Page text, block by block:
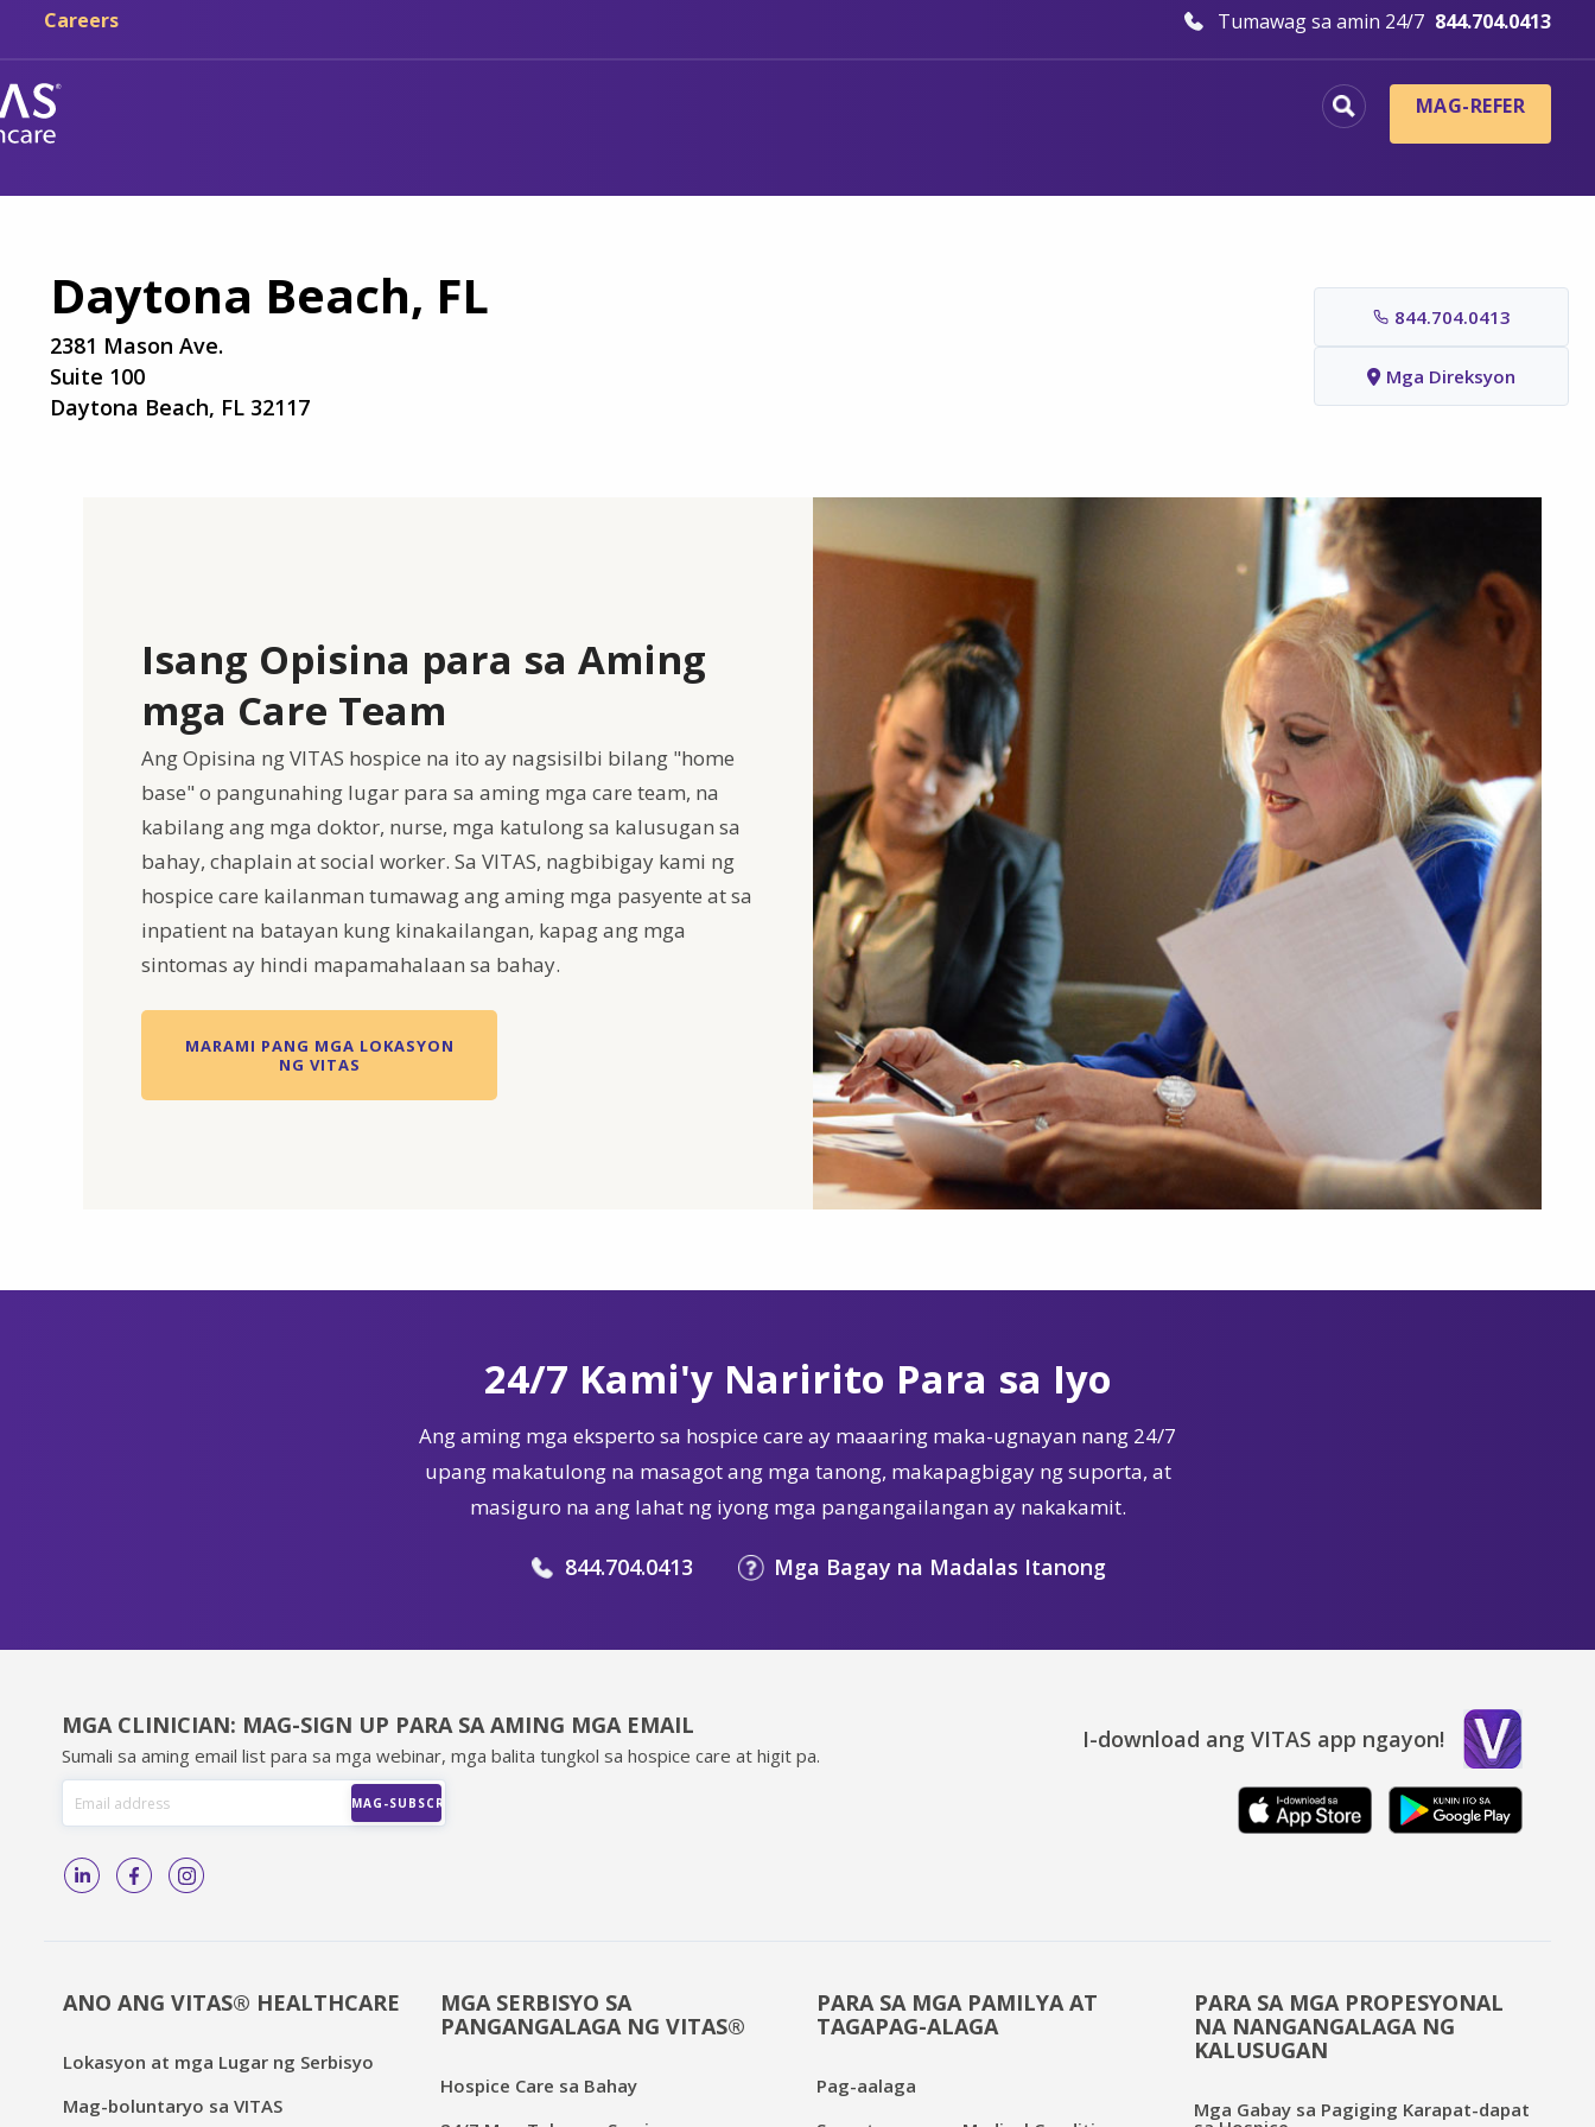
Skip sa main content
Skip sa navigation
Careers Tumawag sa amin 24/7 844.704.0413
MAG-REFER
Daytona Beach, FL
2381 Mason Ave.
Suite 100
Daytona Beach, FL 32117
844.704.0413
Mga Direksyon
Isang Opisina para sa Aming
mga Care Team
Ang Opisina ng VITAS hospice na ito ay nagsisilbi bilang "home
base" o pangunahing lugar para sa aming mga care team, na
kabilang ang mga doktor, nurse, mga katulong sa kalusugan sa
bahay, chaplain at social worker. Sa VITAS, nagbibigay kami ng
hospice care kailanman tumawag ang aming mga pasyente at sa
inpatient na batayan kung kinakailangan, kapag ang mga
sintomas ay hindi mapamahalaan sa bahay.
MARAMI PANG MGA LOKASYON
NG VITAS
24/7 Kami'y Naririto Para sa Iyo
Ang aming mga eksperto sa hospice care ay maaaring maka-ugnayan nang 24/7
upang makatulong na masagot ang mga tanong, makapagbigay ng suporta, at
masiguro na ang lahat ng iyong mga pangangailangan ay nakakamit.
844.704.0413 Mga Bagay na Madalas Itanong
MGA CLINICIAN: MAG-SIGN UP PARA SA AMING MGA EMAIL
Sumali sa aming email list para sa mga webinar, mga balita tungkol sa hospice care at higit pa.
I-download ang VITAS app ngayon!
ANO ANG VITAS® HEALTHCARE
Lokasyon at mga Lugar ng Serbisyo
Mag-boluntaryo sa VITAS
MGA SERBISYO SA
PANGANGALAGA NG VITAS®
Hospice Care sa Bahay
PARA SA MGA PAMILYA AT
TAGAPAG-ALAGA
Pag-aalaga
PARA SA MGA PROPESYONAL
NA NANGANGALAGA NG
KALUSUGAN
Mga Gabay sa Pagiging Karapat-dapat